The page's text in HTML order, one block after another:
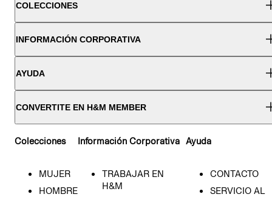
COLECCIONES
INFORMACIÓN CORPORATIVA
AYUDA
CONVERTITE EN H&M MEMBER
Colecciones
MUJER
HOMBRE
Información Corporativa
TRABAJAR EN
H&M
Ayuda
CONTACTO
SERVICIO AL